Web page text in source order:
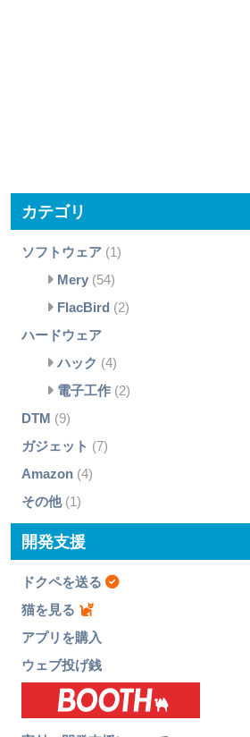
カテゴリ
ソフトウェア(1)
Mery(54)
FlacBird (2)
ハードウェア
ハック (4)
電子工作(2)
DTM (9)
ガジェット (7)
Amazon(4)
その他(1)
開発支援
ドクペを送る
猫を見る
アプリを購入
ウェブ投げ銭